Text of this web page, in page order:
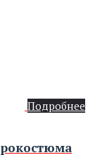
Подробнее